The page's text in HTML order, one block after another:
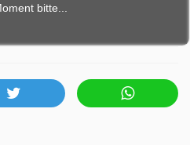
bitte...